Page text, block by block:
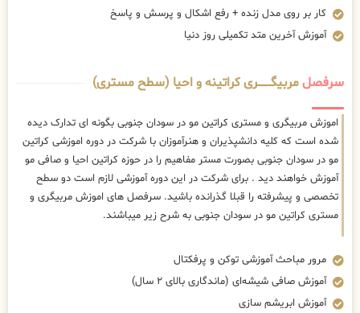
کار بر روی مدل زنده + رفع اشکال و پرسش و پاسخ
آموزش آخرین متد تکمیلی روز دنیا
سرفصلمربیگــــــــری کراتینه و احیا (سطح مستری)
اموزش مربیگری و مستری کراتین مو در سودان جنوبی بگونه ای تدارک دیده
شده است که کلیه دانشپذیران و هنرآموزان با شرکت در دوره اموزشی کراتین
مو در سودان جنوبی بصورت مستر مفاهیم را در حوزه کراتین احیا و صافی مو
آموزش خواهند دید . برای شرکت در این دوره آموزشی لازم است دو سطح
تخصصی و پیشرفته را قبلا گذرانده باشید. سرفصل های اموزش مربیگری و
مستری کراتین مو در سودان جنوبی به شرح زیر میباشند.
مرور مباحث آموزشی توکن و پرفکتال
آموزش صافی شیشه‌ای (ماندگاری بالای ۲ سال)
آموزش ابریشم سازی